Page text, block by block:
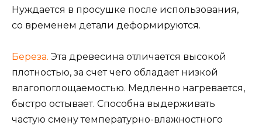
Нуждается в просушке после использования,
со временем детали деформируются.
Береза. Эта древесина отличается высокой
плотностью, за счет чего обладает низкой
влагопоглощаемостью. Медленно нагревается,
быстро остывает. Способна выдерживать
частую смену температурно-влажностного